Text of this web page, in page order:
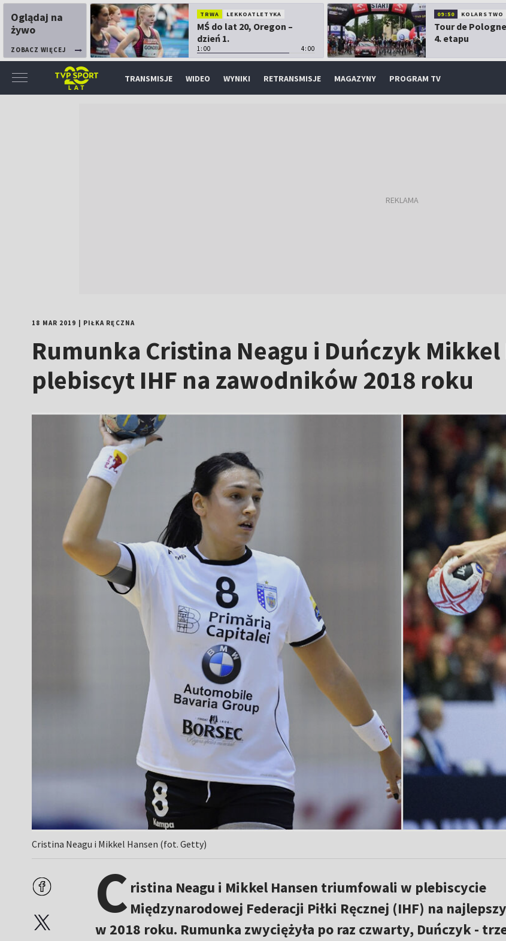
Oglądaj na
żywo
ZOBACZ WIĘCEJ
TRWA LEKKOATLETYKA
MŚ do lat 20, Oregon –
dzień 1.
1:00 4:00
09:50 KOLARSTWO
Tour de
4. etapu
TRANSMISJE WIDEO WYNIKI RETRANSMISJE MAGAZYNY PROGRAM TV
18 MAR 2019 PIŁKA RĘCZNA
Rumunka Cristina Neagu i Duńczyk
plebiscyt IHF na zawodników 2018 roku
Cristina Neagu i Mikkel Hansen (fot. Getty)
C ristina Neagu i Mikkel Hansen triumfowali w plebiscycie
Międzynarodowej Federacji Piłki Ręcznej (IHF) na
w 2018 roku. Rumunka zwyciężyła po raz czwarty, Duńczyk -